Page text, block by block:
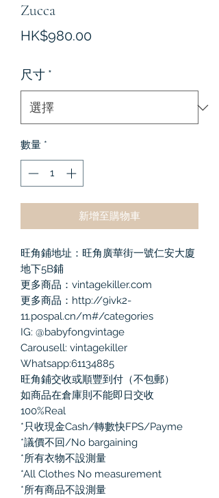
Zucca
HK$980.00價
尺寸 *
數量 *
新增至購物車
旺角鋪地址：旺角廣華街一號仁安大廈
地下5B鋪
更多商品：vintagekiller.com
更多商品：http://9ivk2-
11.pospal.cn/m#/categories
IG: @babyfongvintage
Carousell: vintagekiller
Whatsapp:61134885
旺角鋪交收或順豐到付（不包郵）
如商品在倉庫則不能即日交收
100%Real
*只收現金Cash/轉數快FPS/Payme
*議價不回/No bargaining
*所有衣物不設測量
*All Clothes No measurement
*所有商品不設測量